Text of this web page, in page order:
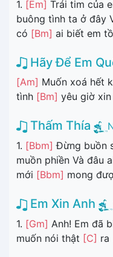
1. [Em] Trái tim của
buông tình ta ở đây
có [Bm] ai biết em
Hãy Để Em
[Am] Muốn xoá hết
tình [Bm] yêu giờ
Thấm Thía
1. [Bbm] Đừng buồn
muồn phiền Và đâu
mới [Bbm] mong
Em Xin Anh
1. [Gm] Anh! Em đã
muốn nói thật [C] ra